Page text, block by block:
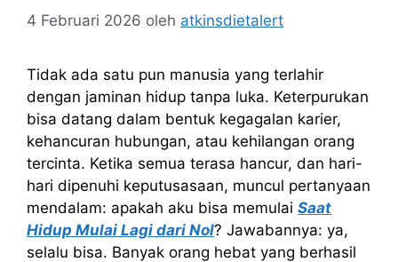
4 Februari 2026 oleh atkinsdietalert
Tidak ada satu pun manusia yang terlahir
dengan jaminan hidup tanpa luka. Keterpurukan
bisa datang dalam bentuk kegagalan karier,
kehancuran hubungan, atau kehilangan orang
tercinta. Ketika semua terasa hancur, dan hari-
hari dipenuhi keputusasaan, muncul pertanyaan
mendalam: apakah aku bisa memulai Saat
Hidup Mulai Lagi dari Nol? Jawabannya: ya,
selalu bisa. Banyak orang hebat yang berhasil